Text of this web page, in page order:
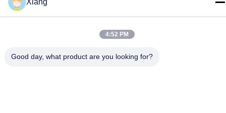
extrusora de parafuso único
SJ90/33
Xiang
4:52 PM
Good day, what product are you looking for?